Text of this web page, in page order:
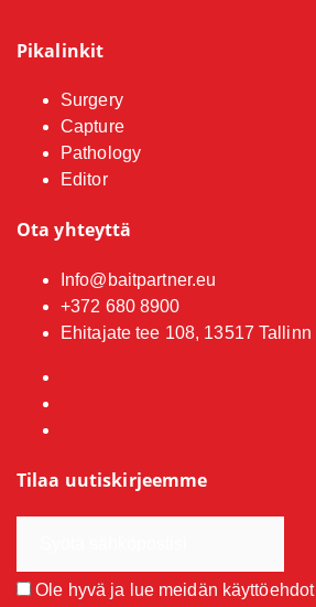
Pikalinkit
Surgery
Capture
Pathology
Editor
Ota yhteyttä
Info@baitpartner.eu
+372 680 8900
Ehitajate tee 108, 13517 Tallinn
Tilaa uutiskirjeemme
Ole hyvä ja lue meidän käyttöehdot